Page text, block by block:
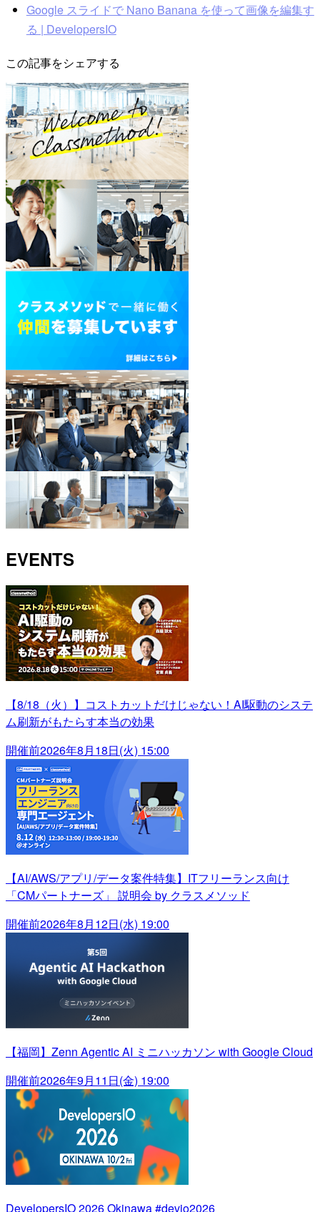
Google スライドで Nano Banana を使って画像を編集す
る | DevelopersIO
この記事をシェアする
EVENTS
【8/18（火）】コストカットだけじゃない！AI駆動のシステ
ム刷新がもたらす本当の効果
開催前2026年8月18日(火) 15:00
【AI/AWS/アプリ/データ案件特集】ITフリーランス向け
「CMパートナーズ」 説明会 by クラスメソッド
開催前2026年8月12日(水) 19:00
【福岡】Zenn Agentic AI ミニハッカソン with Google Cloud
開催前2026年9月11日(金) 19:00
DevelopersIO 2026 Okinawa #devio2026